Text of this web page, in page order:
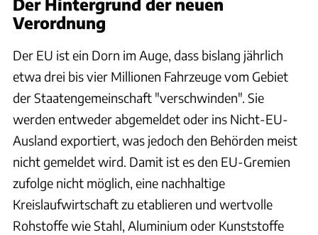
Der Hintergrund der neuen
Verordnung
Der EU ist ein Dorn im Auge, dass bislang jährlich
etwa drei bis vier Millionen Fahrzeuge vom Gebiet
der Staatengemeinschaft "verschwinden". Sie
werden entweder abgemeldet oder ins Nicht-EU-
Ausland exportiert, was jedoch den Behörden meist
nicht gemeldet wird. Damit ist es den EU-Gremien
zufolge nicht möglich, eine nachhaltige
Kreislaufwirtschaft zu etablieren und wertvolle
Rohstoffe wie Stahl, Aluminium oder Kunststoffe